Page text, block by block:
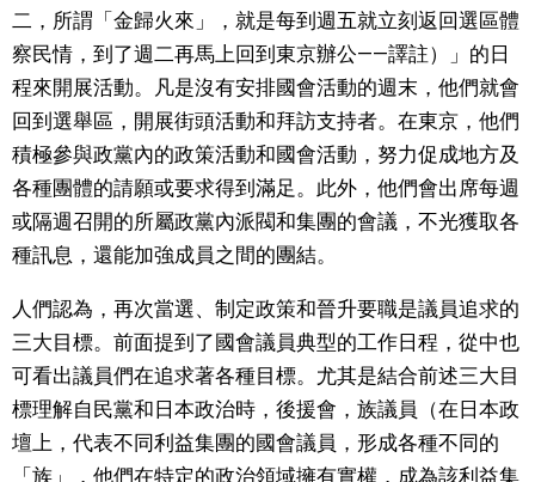
文化
科學技術
生活
運動
娛樂
教育
工作勞動
二，所謂「金歸火來」，就是每到週五就立刻返回選區體
察民情，到了週二再馬上回到東京辦公——譯註）」的日
程來開展活動。凡是沒有安排國會活動的週末，他們就會
回到選舉區，開展街頭活動和拜訪支持者。在東京，他們
積極參與政黨內的政策活動和國會活動，努力促成地方及
各種團體的請願或要求得到滿足。此外，他們會出席每週
或隔週召開的所屬政黨內派閥和集團的會議，不光獲取各
種訊息，還能加強成員之間的團結。
人們認為，再次當選、制定政策和晉升要職是議員追求的
三大目標。前面提到了國會議員典型的工作日程，從中也
可看出議員們在追求著各種目標。尤其是結合前述三大目
標理解自民黨和日本政治時，後援會，族議員（在日本政
壇上，代表不同利益集團的國會議員，形成各種不同的
「族」，他們在特定的政治領域擁有實權，成為該利益集